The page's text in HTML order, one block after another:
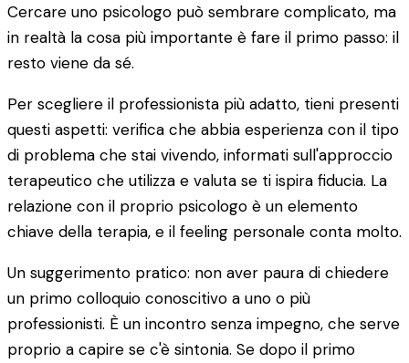
Cercare uno psicologo può sembrare complicato, ma
in realtà la cosa più importante è fare il primo passo: il
resto viene da sé.
Per scegliere il professionista più adatto, tieni presenti
questi aspetti: verifica che abbia esperienza con il tipo
di problema che stai vivendo, informati sull'approccio
terapeutico che utilizza e valuta se ti ispira fiducia. La
relazione con il proprio psicologo è un elemento
chiave della terapia, e il feeling personale conta molto.
Un suggerimento pratico: non aver paura di chiedere
un primo colloquio conoscitivo a uno o più
professionisti. È un incontro senza impegno, che serve
proprio a capire se c'è sintonia. Se dopo il primo